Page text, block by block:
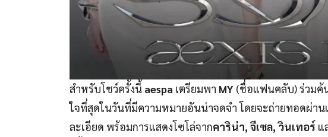
สำหรับโชว์ครั้งนี้ aespa เตรียมพา MY (ชื่อแฟนคลับ) ร่วมค้
ใจที่สุดในวันที่มีความหมายอันน่าจดจำ โดยจะถ่ายทอดผ่า
ละเอียด พร้อมการแสดงโซโล่จากคาริน่า, จีเซล, วินเทอร์ แ